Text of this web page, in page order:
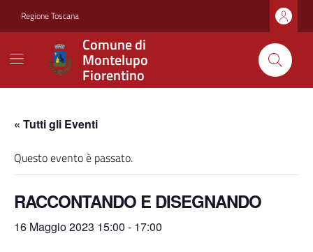
Regione Toscana
Comune di
Montelupo
Fiorentino
« Tutti gli Eventi
Questo evento è passato.
RACCONTANDO E DISEGNANDO
16 Maggio 2023 15:00 - 17:00